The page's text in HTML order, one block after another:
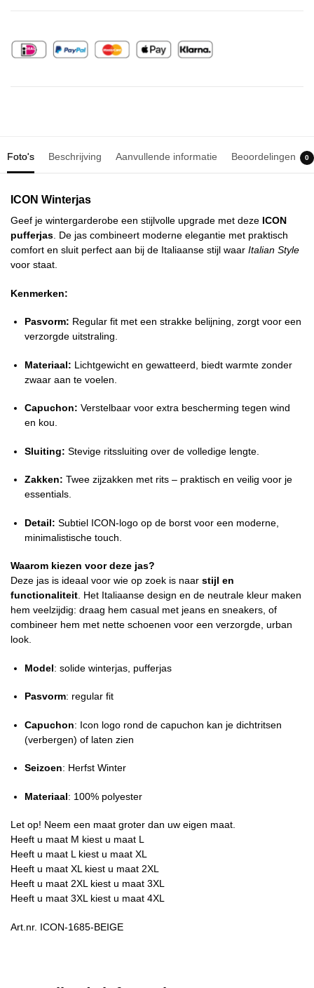
Foto's Beschrijving Aanvullende informatie Beoordelingen 0
ICON Winterjas
Geef je wintergarderobe een stijlvolle upgrade met deze ICON
pufferjas. De jas combineert moderne elegantie met praktisch
comfort en sluit perfect aan bij de Italiaanse stijl waar Italian Style
voor staat.
Kenmerken:
Pasvorm: Regular fit met een strakke belijning, zorgt voor een
verzorgde uitstraling.
Materiaal: Lichtgewicht en gewatteerd, biedt warmte zonder
zwaar aan te voelen.
Capuchon: Verstelbaar voor extra bescherming tegen wind
en kou.
Sluiting: Stevige ritssluiting over de volledige lengte.
Zakken: Twee zijzakken met rits – praktisch en veilig voor je
essentials.
Detail: Subtiel ICON-logo op de borst voor een moderne,
minimalistische touch.
Waarom kiezen voor deze jas?
Deze jas is ideaal voor wie op zoek is naar stijl en
functionaliteit. Het Italiaanse design en de neutrale kleur maken
hem veelzijdig: draag hem casual met jeans en sneakers, of
combineer hem met nette schoenen voor een verzorgde, urban
look.
Model: solide winterjas, pufferjas
Pasvorm: regular fit
Capuchon: Icon logo rond de capuchon kan je dichtritsen
(verbergen) of laten zien
Seizoen: Herfst Winter
Materiaal: 100% polyester
Let op! Neem een maat groter dan uw eigen maat.
Heeft u maat M kiest u maat L
Heeft u maat L kiest u maat XL
Heeft u maat XL kiest u maat 2XL
Heeft u maat 2XL kiest u maat 3XL
Heeft u maat 3XL kiest u maat 4XL
Art.nr. ICON-1685-BEIGE